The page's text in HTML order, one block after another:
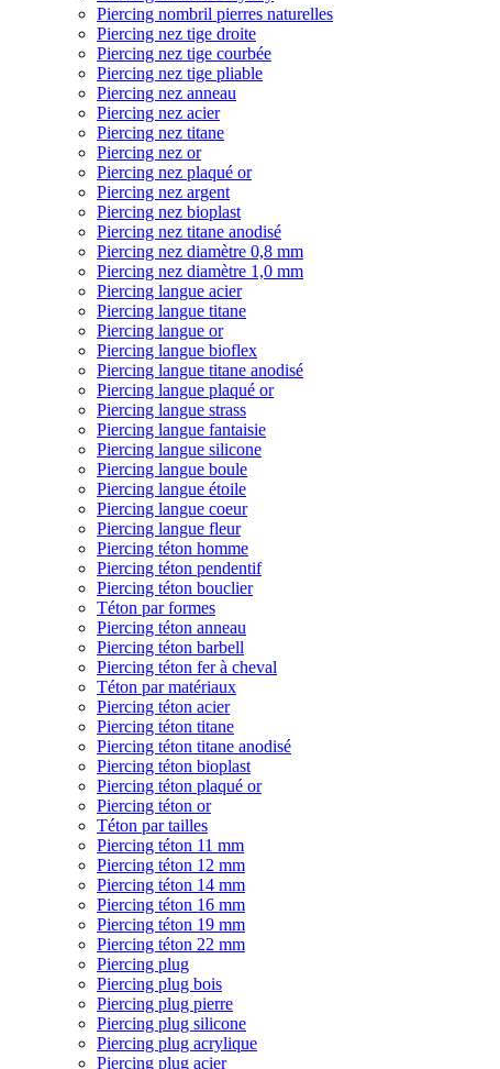
Piercing nombril pierres naturelles
Piercing nez tige droite
Piercing nez tige courbée
Piercing nez tige pliable
Piercing nez anneau
Piercing nez acier
Piercing nez titane
Piercing nez or
Piercing nez plaqué or
Piercing nez argent
Piercing nez bioplast
Piercing nez titane anodisé
Piercing nez diamètre 0,8 mm
Piercing nez diamètre 1,0 mm
Piercing langue acier
Piercing langue titane
Piercing langue or
Piercing langue bioflex
Piercing langue titane anodisé
Piercing langue plaqué or
Piercing langue strass
Piercing langue fantaisie
Piercing langue silicone
Piercing langue boule
Piercing langue étoile
Piercing langue coeur
Piercing langue fleur
Piercing téton homme
Piercing téton pendentif
Piercing téton bouclier
Téton par formes
Piercing téton anneau
Piercing téton barbell
Piercing téton fer à cheval
Téton par matériaux
Piercing téton acier
Piercing téton titane
Piercing téton titane anodisé
Piercing téton bioplast
Piercing téton plaqué or
Piercing téton or
Téton par tailles
Piercing téton 11 mm
Piercing téton 12 mm
Piercing téton 14 mm
Piercing téton 16 mm
Piercing téton 19 mm
Piercing téton 22 mm
Piercing plug
Piercing plug bois
Piercing plug pierre
Piercing plug silicone
Piercing plug acrylique
Piercing plug acier